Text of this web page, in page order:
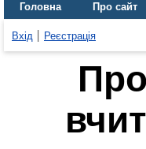
Головна Про сайт
Вхід Реєстрація